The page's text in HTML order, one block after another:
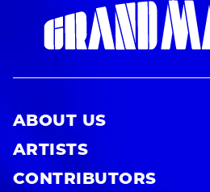
ABOUT US
ARTISTS
CONTRIBUTORS